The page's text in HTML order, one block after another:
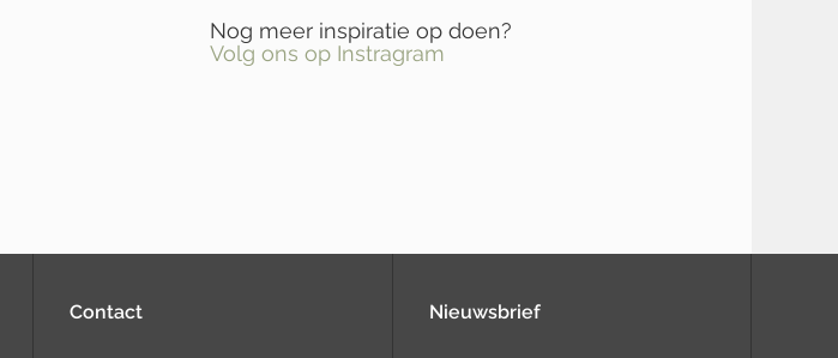
Nog meer inspiratie op doen?
Volg ons op Instragram
Contact Nieuwsbrief